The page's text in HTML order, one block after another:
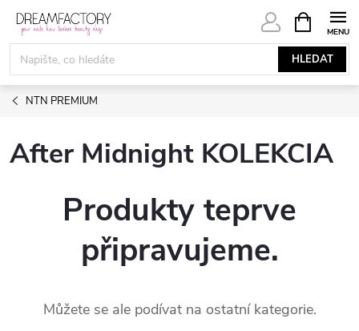
Přejít
obsah
HLEDAT
NÁKUPNÍ
KOŠÍK
NTN PREMIUM
After Midnight KOLEKCIA
Produkty teprve
připravujeme.
Můžete se ale podívat na ostatní kategorie.